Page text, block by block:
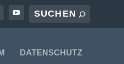
DATENSCHUTZ